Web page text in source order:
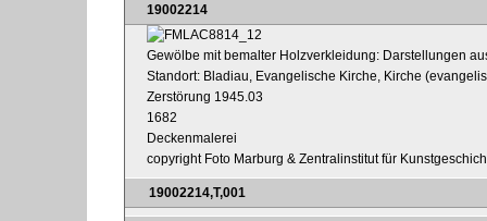
19002214
Gewölbe mit bemalter Holzverkleidung: Darstellungen
Standort: Bladiau, Evangelische Kirche, Kirche
Zerstörung 1945.03
1682
Deckenmalerei
copyright Foto Marburg & Zentralinstitut für
19002214,T,001